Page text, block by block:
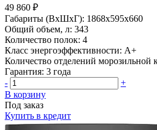
49 860 ₽
Габариты (ВхШхГ): 1868х595х660
Общий объем, л: 343
Количество полок: 4
Класс энергоэффективности: A+
Количество отделений морозильной
Гарантия: 3 года
-
+
В корзину
Под заказ
Купить в кредит